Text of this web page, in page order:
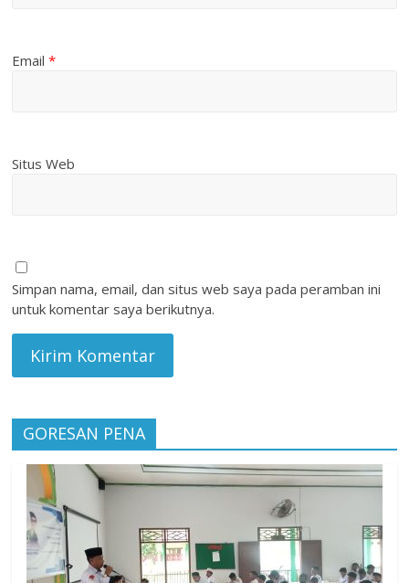
Email*
Situs Web
Simpan nama, email, dan situs web saya pada peramban ini
untuk komentar saya berikutnya.
GORESAN PENA